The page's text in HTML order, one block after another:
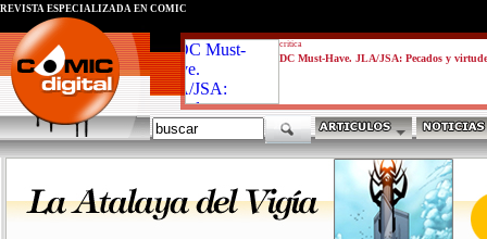
critica
DC Must-Have. JLA/JSA: Pecados y
REVISTA ESPECIALIZADA EN CÓMIC